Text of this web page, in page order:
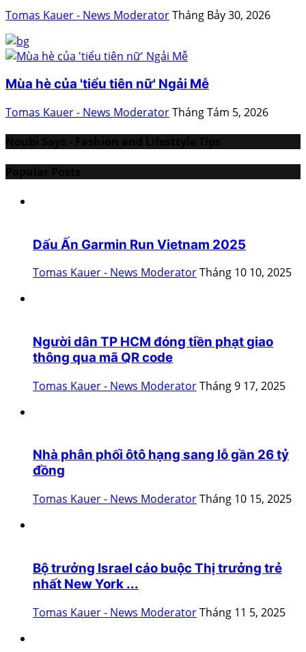
Tomas Kauer - News ModeratorTháng Bảy 30, 2026
Mùa hè của 'tiểu tiên nữ' Ngải Mễ
Tomas Kauer - News ModeratorTháng Tám 5, 2026
Dấu Ấn Garmin Run Vietnam 2025
Tomas Kauer - News ModeratorTháng 10 10, 2025
Người dân TP HCM đóng tiền phạt giao
thông qua mã QR code
Tomas Kauer - News ModeratorTháng 9 17, 2025
Nhà phân phối ôtô hạng sang lỗ gần 26 tỷ
đồng
Tomas Kauer - News ModeratorTháng 10 15, 2025
Bộ trưởng Israel cáo buộc Thị trưởng trẻ
nhất New York ...
Tomas Kauer - News ModeratorTháng 11 5, 2025